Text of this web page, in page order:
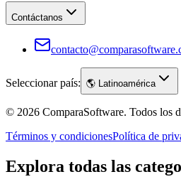
Contáctanos
Seleccionar país: 🌎 Latinoamérica
© 2026 ComparaSoftware. Todos los
Términos y condicionesPolítica de
Explora todas las